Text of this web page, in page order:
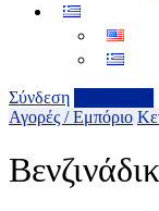
Σύνδεση
Αγορές / Εμπόριο